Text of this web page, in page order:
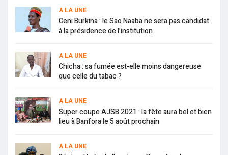
A LA UNE
Ceni Burkina : le Sao Naaba ne sera pas candidat
à la présidence de l’institution
A LA UNE
Chicha : sa fumée est-elle moins dangereuse
que celle du tabac ?
A LA UNE
Super coupe AJSB 2021 : la fête aura bel et bien
lieu à Banfora le 5 août prochain
A LA UNE